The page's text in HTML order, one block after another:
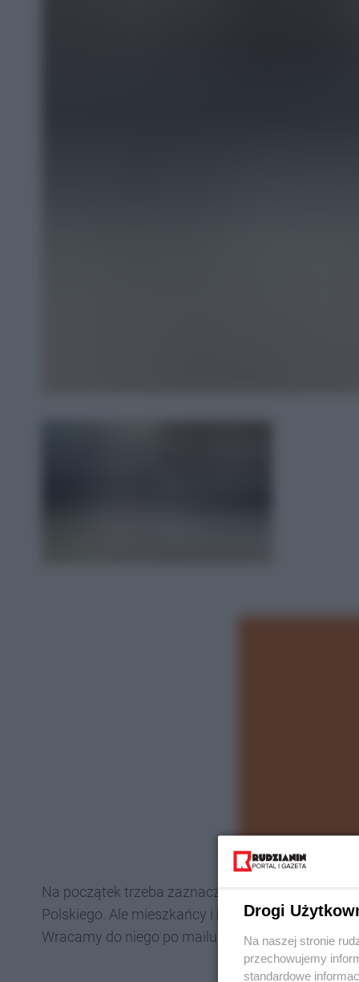
Na początek trzeba zaznaczyć, że powyższe
Polskiego. Ale mieszkańcy i kierowcy, którym
Wracamy do niego po mailu naszego Czytelnika.
Drogi
Na naszej stronie
przechowujemy
standardowe